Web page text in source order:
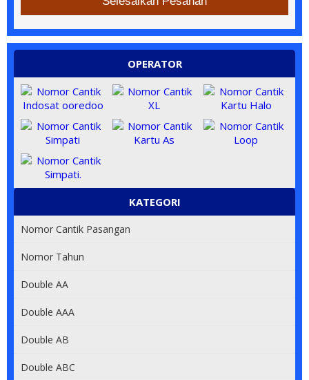
OPERATOR
KATEGORI
Nomor Cantik Pasangan
Nomor Tahun
Double AA
Double AAA
Double AB
Double ABC